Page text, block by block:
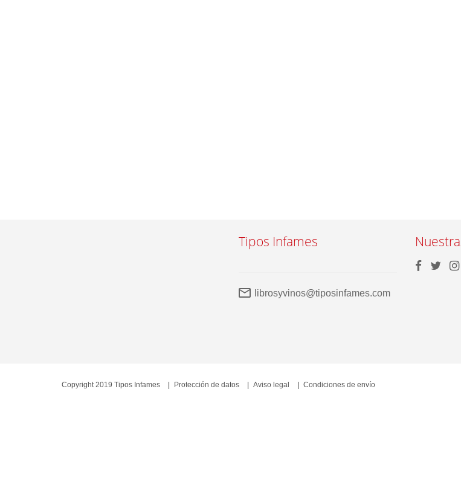
Tipos Infames
librosyvinos@tiposinfames.com
Copyright 2019 Tipos Infames Protección de datos Aviso legal Condiciones de envío